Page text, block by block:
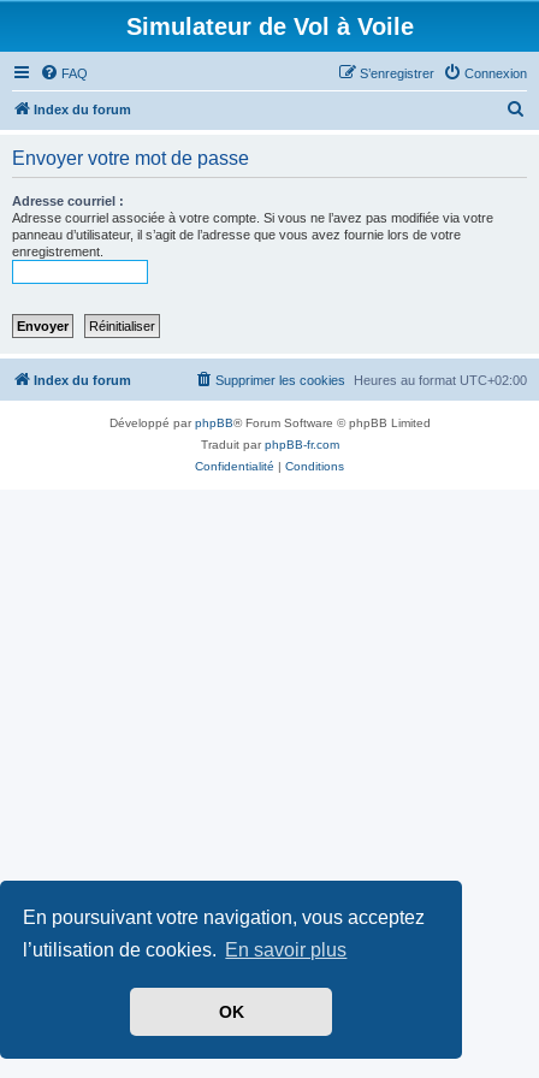
En poursuivant votre navigation, vous acceptez
l’utilisation de cookies. En savoir plus
OK
Simulateur de Vol à Voile
FAQ Connexion
S’enregistrer
Index du forum
Envoyer votre mot de passe
Adresse courriel :
Adresse courriel associée à votre compte. Si vous ne l’avez pas modifiée via votre
panneau d’utilisateur, il s’agit de l’adresse que vous avez fournie lors de votre
enregistrement.
Index du forum Heures au format UTC+02:00
Supprimer les cookies
Développé parphpBB® Forum Software © phpBB Limited
Traduit parphpBB-fr.com
Confidentialité | Conditions